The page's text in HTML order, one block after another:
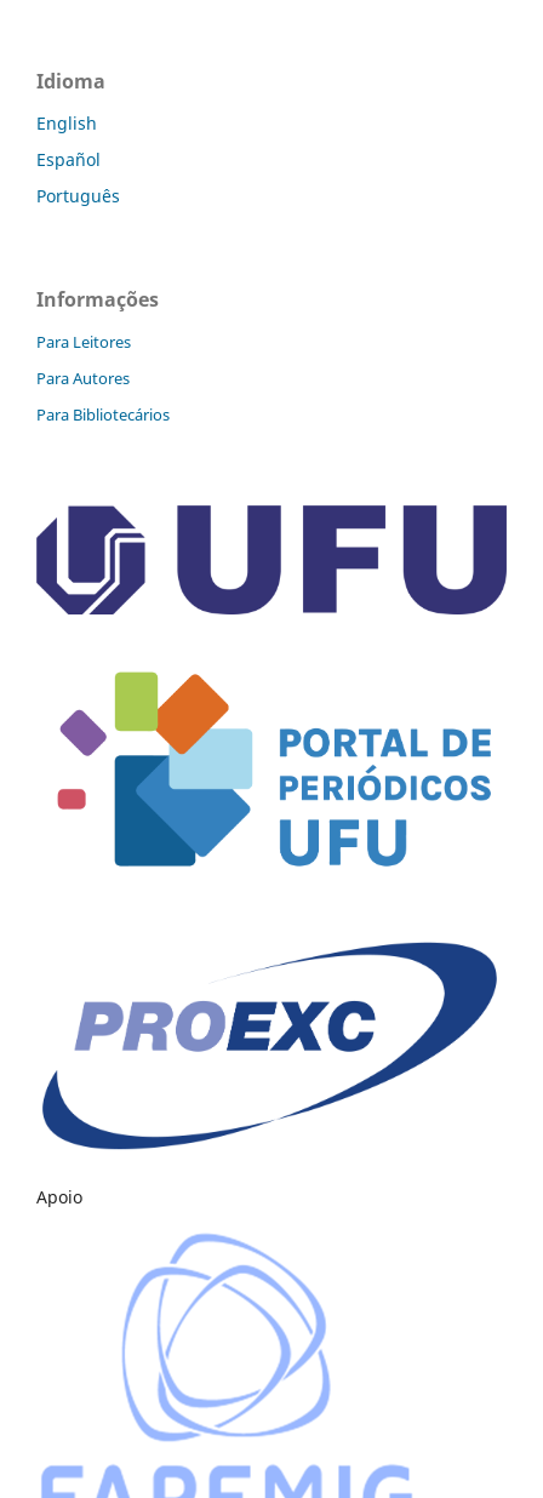
Idioma
English
Español
Português
Informações
Para Leitores
Para Autores
Para Bibliotecários
Apoio